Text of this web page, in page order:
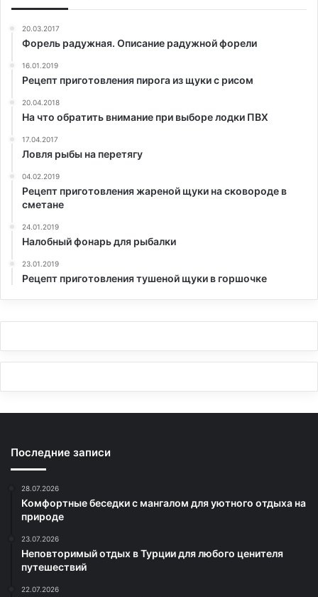
20.03.2017
Форель радужная. Описание радужной форели
16.01.2019
Рецепт приготовления пирога из щуки с рисом
20.04.2018
На что обратить внимание при выборе лодки ПВХ
17.04.2017
Ловля рыбы на перетягу
04.02.2019
Рецепт приготовления жареной щуки на сковороде в
сметане
24.01.2019
Налобный фонарь для рыбалки
23.01.2019
Рецепт приготовления тушеной щуки в горшочке
Последние записи
28.07.2026
Комфортные беседки с мангалом для уютного отдыха на
природе
23.07.2026
Неповторимый отдых в Турции для любого ценителя
путешествий
22.07.2026